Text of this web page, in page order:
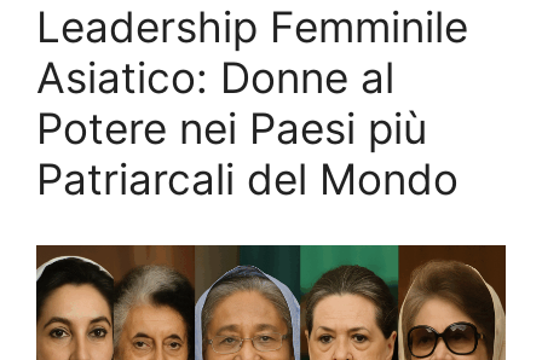
Leadership Femminile
Asiatico: Donne al
Potere nei Paesi più
Patriarcali del Mondo